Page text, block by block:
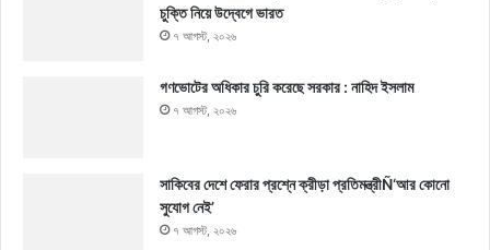
চুক্তি নিয়ে উদ্বেগে ভারত
৭ আগস্ট, ২০২৬
গণভোটের অধিকার চুরি করেছে সরকার : নাহিদ ইসলাম
৭ আগস্ট, ২০২৬
সাকিবের দেশে ফেরার প্রশ্নে ক্রীড়া প্রতিমন্ত্রীÑ‘আর কোনো
সুযোগ নেই’
৭ আগস্ট, ২০২৬